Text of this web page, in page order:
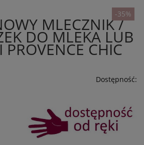
MLECZNIK /
DO MLEKA LUB
PROVENCE CHIC
Dostępność:
-35%